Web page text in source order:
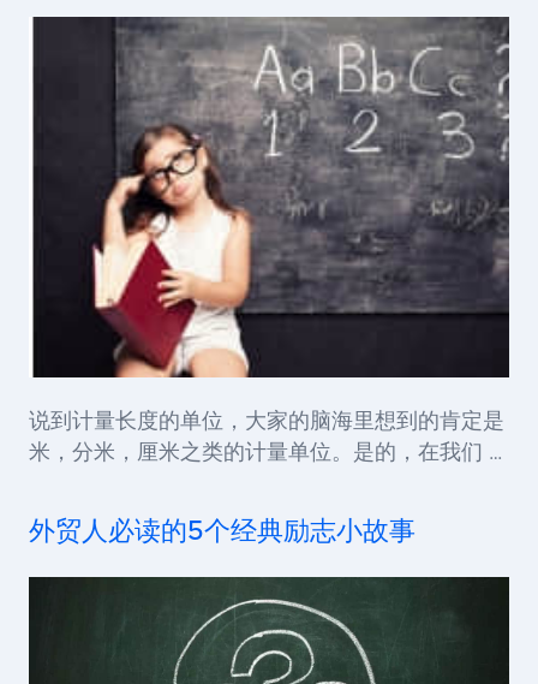
说到计量长度的单位，大家的脑海里想到的肯定是
米，分米，厘米之类的计量单位。是的，在我们 …
外贸人必读的5个经典励志小故事